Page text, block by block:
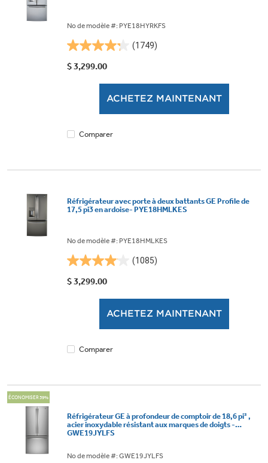
No de modèle #: PYE18HYRKFS
(1749)
4.2
étoile(s)
$ 3,299.00
ACHETEZ MAINTENANT
Comparer
Réfrigérateur avec porte à deux battants GE Profile de
17,5 pi3 en ardoise- PYE18HMLKES
No de modèle #: PYE18HMLKES
(1085)
4.0
étoile(s)
$ 3,299.00
ACHETEZ MAINTENANT
Comparer
ÉCONOMISER 39%
Réfrigérateur GE à profondeur de comptoir de 18,6 pi³ ,
acier inoxydable résistant aux marques de doigts -
GWE19JYLFS
No de modèle #: GWE19JYLFS